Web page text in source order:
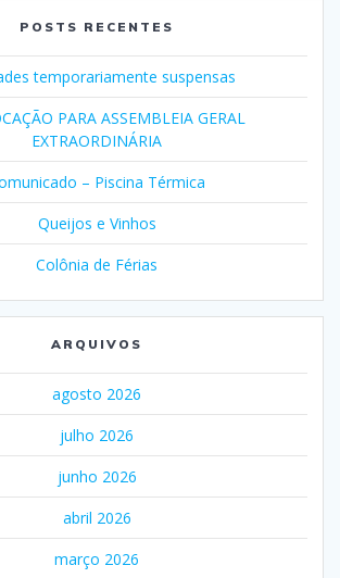
POSTS RECENTES
temporariamente suspensas
PARA ASSEMBLEIA GERAL
EXTRAORDINÁRIA
– Piscina Térmica
Queijos e Vinhos
Colônia de Férias
ARQUIVOS
agosto 2026
julho 2026
junho 2026
abril 2026
março 2026